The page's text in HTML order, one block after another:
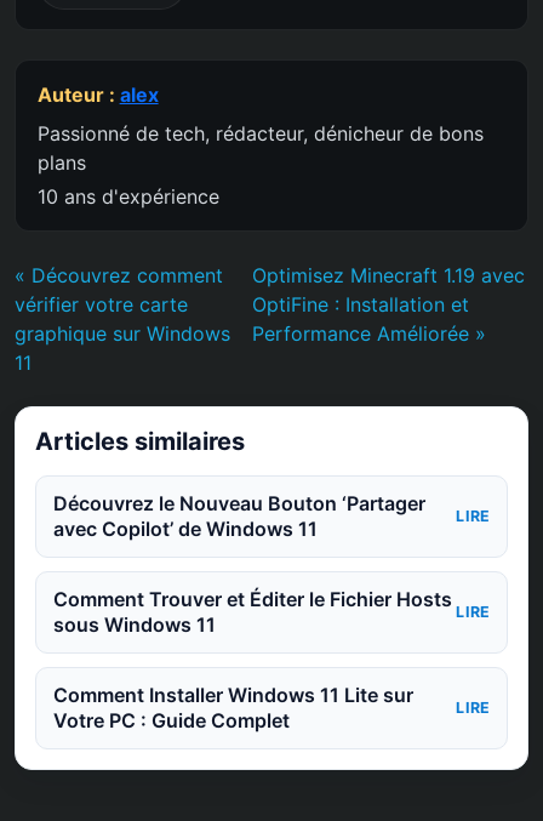
Auteur : alex
Passionné de tech, rédacteur, dénicheur de bons
plans
10 ans d'expérience
« Découvrez comment
vérifier votre carte
graphique sur Windows
11
Optimisez Minecraft 1.19 avec
OptiFine : Installation et
Performance Améliorée »
Articles similaires
Découvrez le Nouveau Bouton ‘Partager
avec Copilot’ de Windows 11
LIRE
Comment Trouver et Éditer le Fichier Hosts
sous Windows 11
LIRE
Comment Installer Windows 11 Lite sur
Votre PC : Guide Complet
LIRE